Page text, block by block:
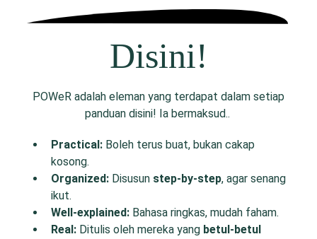
Disini!
POWeR adalah eleman yang terdapat dalam setiap
panduan disini! Ia bermaksud..
Practical: Boleh terus buat, bukan cakap
kosong.
Organized: Disusun step-by-step, agar senang
ikut.
Well-explained: Bahasa ringkas, mudah faham.
Real: Ditulis oleh mereka yang betul-betul